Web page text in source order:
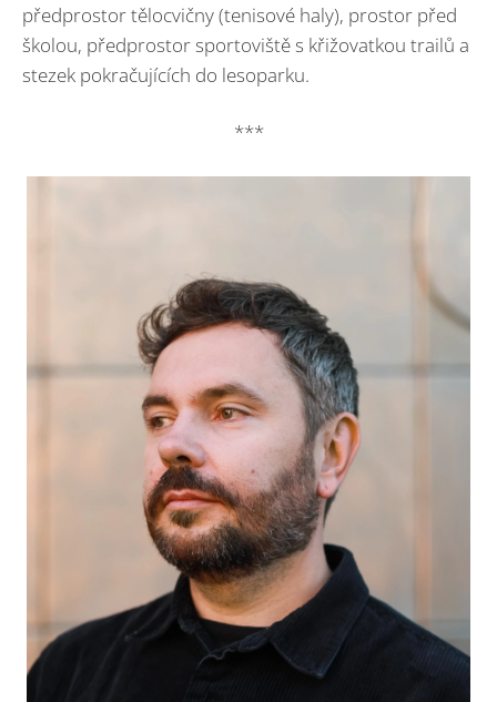
předprostor tělocvičny (tenisové haly), prostor před
školou, předprostor sportoviště s křižovatkou trailů a
stezek pokračujících do lesoparku.
***